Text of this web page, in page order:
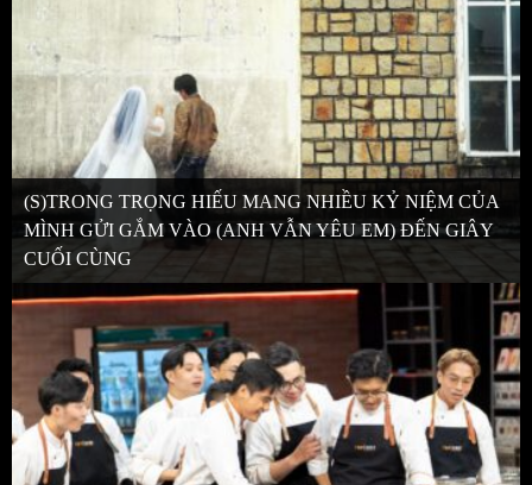
(S)TRONG TRỌNG HIẾU MANG NHIỀU KỶ NIỆM CỦA
MÌNH GỬI GẮM VÀO (ANH VẪN YÊU EM) ĐẾN GIÂY
CUỐI CÙNG